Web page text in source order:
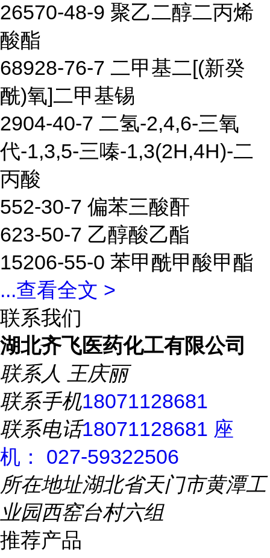
26570-48-9 聚乙二醇二丙烯
酸酯
68928-76-7 二甲基二[(新癸
酰)氧]二甲基锡
2904-40-7 二氢-2,4,6-三氧
代-1,3,5-三嗪-1,3(2H,4H)-二
丙酸
552-30-7 偏苯三酸酐
623-50-7 乙醇酸乙酯
15206-55-0 苯甲酰甲酸甲酯
...查看全文 >
联系我们
湖北齐飞医药化工有限公司
联系人 王庆丽
联系手机18071128681
联系电话18071128681 座
机： 027-59322506
所在地址湖北省天门市黄潭工
业园西窑台村六组
推荐产品